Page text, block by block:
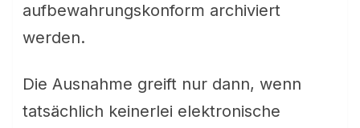
aufbewahrungskonform archiviert
werden.
Die Ausnahme greift nur dann, wenn
tatsächlich keinerlei elektronische